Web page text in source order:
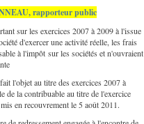
rapporteur public
sur les exercices 2007 à 2009 à l'issue
d'exercer une activité réelle, les frais
à l'impôt sur les sociétés et n'ouvraient
l'objet au titre des exercices 2007 à
de la contribuable au titre de l'exercice
en recouvrement le 5 août 2011.